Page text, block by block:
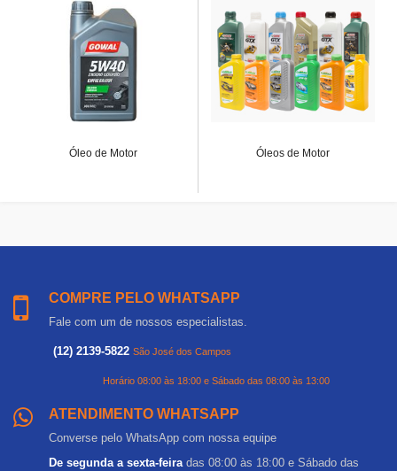
Óleo de Motor Óleos de Motor
COMPRE PELO WHATSAPP
Fale com um de nossos especialistas.
(12) 2139-5822 São José dos Campos
Horário 08:00 às 18:00 e Sábado das 08:00 às 13:00
ATENDIMENTO WHATSAPP
Converse pelo WhatsApp com nossa equipe
De segunda a sexta-feiradas 08:00 às 18:00 e Sábado das